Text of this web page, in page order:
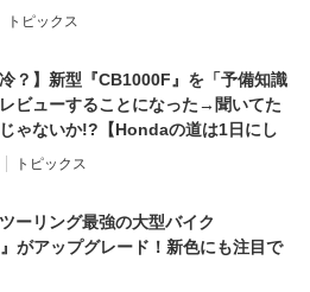
トピックス
冷？】新型『CB1000F』を「予備知識
ビューすることになった→聞いてた
ゃないか!?【Hondaの道は1日にし
CB1000F ①第一印象 編】
トピックス
ーリング最強の大型バイク
』がアップグレード！新色にも注目で